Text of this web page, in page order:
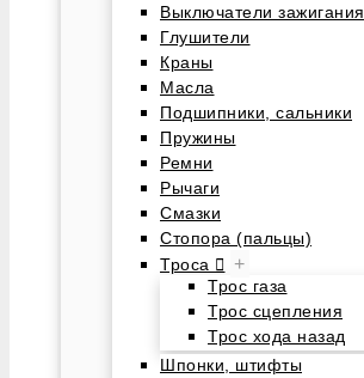
Выключатели зажигания
Глушители
Краны
Масла
Подшипники, сальники
Пружины
Ремни
Рычаги
Смазки
Стопора (пальцы)
Троса
+
Трос газа
Трос сцепления
Трос хода назад
Шпонки, штифты